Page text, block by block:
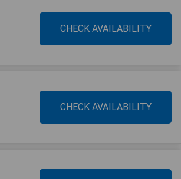
CHECK AVAILABILITY
CHECK AVAILABILITY